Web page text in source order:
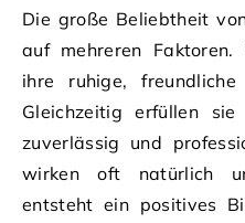
Die große Beliebtheit
auf mehreren Faktoren.
ihre ruhige,
Gleichzeitig erfüllen
zuverlässig und
wirken oft natürlich
entsteht ein positives